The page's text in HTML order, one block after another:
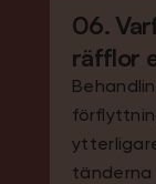
06.
räfflor
tänderna